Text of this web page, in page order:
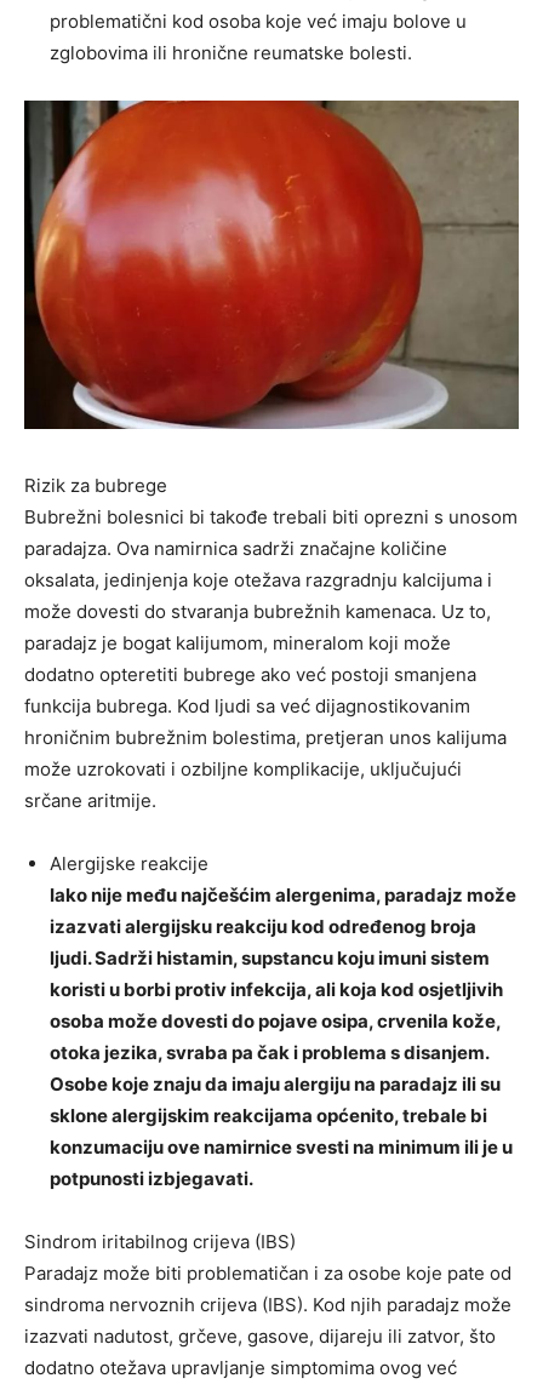
problematični kod osoba koje već imaju bolove u
zglobovima ili hronične reumatske bolesti.
Rizik za bubrege
Bubrežni bolesnici bi takođe trebali biti oprezni s unosom
paradajza. Ova namirnica sadrži značajne količine
oksalata, jedinjenja koje otežava razgradnju kalcijuma i
može dovesti do stvaranja bubrežnih kamenaca. Uz to,
paradajz je bogat kalijumom, mineralom koji može
dodatno opteretiti bubrege ako već postoji smanjena
funkcija bubrega. Kod ljudi sa već dijagnostikovanim
hroničnim bubrežnim bolestima, pretjeran unos kalijuma
može uzrokovati i ozbiljne komplikacije, uključujući
srčane aritmije.
Alergijske reakcije
Iako nije među najčešćim alergenima, paradajz može
izazvati alergijsku reakciju kod određenog broja
ljudi. Sadrži histamin, supstancu koju imuni sistem
koristi u borbi protiv infekcija, ali koja kod osjetljivih
osoba može dovesti do pojave osipa, crvenila kože,
otoka jezika, svraba pa čak i problema s disanjem.
Osobe koje znaju da imaju alergiju na paradajz ili su
sklone alergijskim reakcijama općenito, trebale bi
konzumaciju ove namirnice svesti na minimum ili je u
potpunosti izbjegavati.
Sindrom iritabilnog crijeva (IBS)
Paradajz može biti problematičan i za osobe koje pate od
sindroma nervoznih crijeva (IBS). Kod njih paradajz može
izazvati nadutost, grčeve, gasove, dijareju ili zatvor, što
dodatno otežava upravljanje simptomima ovog već